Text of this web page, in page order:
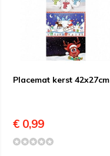
Placemat kerst 42x27cm
€ 0,99